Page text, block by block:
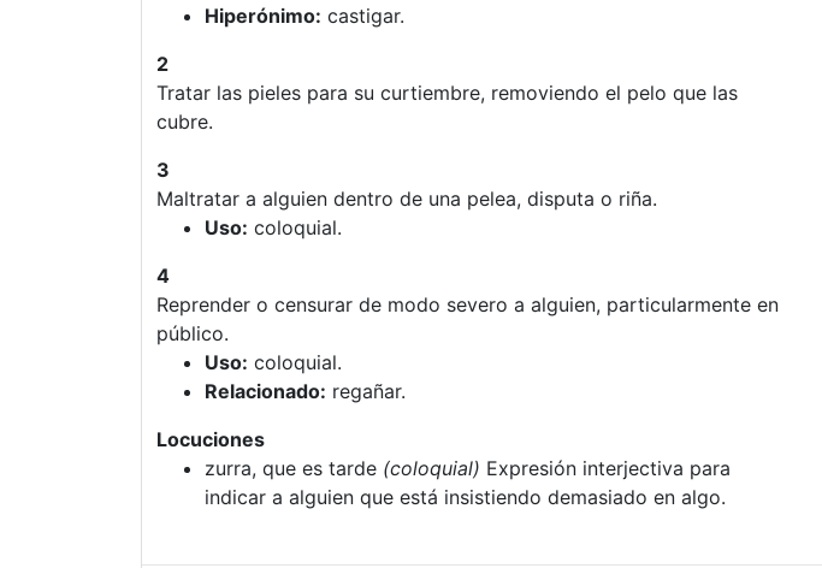
Hiperónimo: castigar.
2
Tratar las pieles para su curtiembre, removiendo el pelo que las
cubre.
3
Maltratar a alguien dentro de una pelea, disputa o riña.
Uso: coloquial.
4
Reprender o censurar de modo severo a alguien, particularmente en
público.
Uso: coloquial.
Relacionado: regañar.
Locuciones
zurra, que es tarde (coloquial) Expresión interjectiva para
indicar a alguien que está insistiendo demasiado en algo.